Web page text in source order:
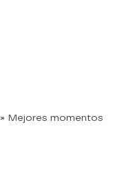
» Mejores momentos